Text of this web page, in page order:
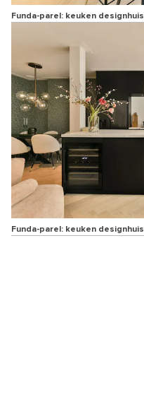
Funda-parel: keuken designhuis
Funda-parel: keuken designhuis